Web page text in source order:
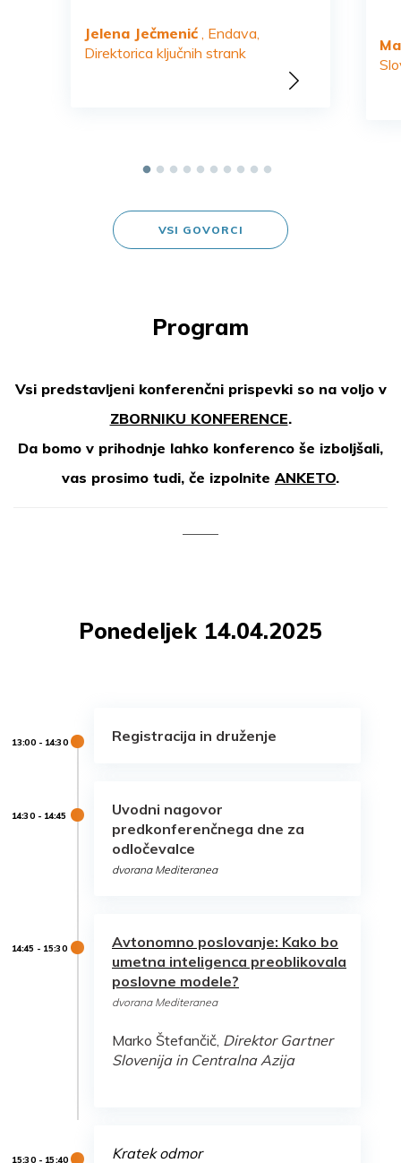
Jelena Ječmenić , Endava,
Direktorica ključnih strank
VSI GOVORCI
Program
Vsi predstavljeni konferenčni prispevki so na voljo v
ZBORNIKU KONFERENCE.
Da bomo v prihodnje lahko konferenco še izboljšali,
vas prosimo tudi, če izpolnite ANKETO.
Ponedeljek 14.04.2025
Registracija in druženje
Uvodni nagovor
predkonferenčnega dne za
odločevalce
dvorana Mediteranea
Avtonomno poslovanje: Kako bo
umetna inteligenca preoblikovala
poslovne modele?
dvorana Mediteranea
Marko Štefančič, Direktor Gartner
Slovenija in Centralna Azija
Kratek odmor